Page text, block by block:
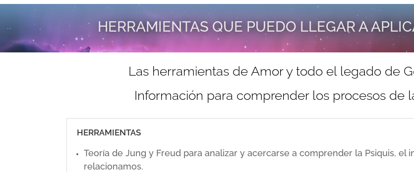
HERRAMIENTAS QUE PUEDO LLEGAR A
Las herramientas de Amor y todo el legado de
Información para comprender los procesos de
HERRAMIENTAS
Teoría de Jung y Freud para analizar y acercarse a comprender la Psiquis, el
relacionamos.